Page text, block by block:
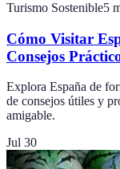
Turismo Sostenible5
Cómo Visitar
Consejos
Explora España de
de consejos útiles y
amigable.
Jul 30